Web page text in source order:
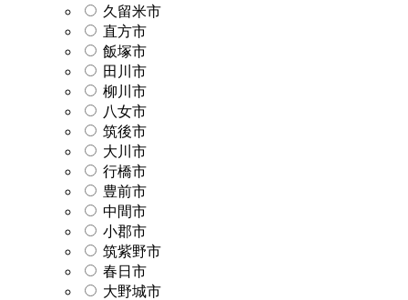
久留米市
直方市
飯塚市
田川市
柳川市
八女市
筑後市
大川市
行橋市
豊前市
中間市
小郡市
筑紫野市
春日市
大野城市